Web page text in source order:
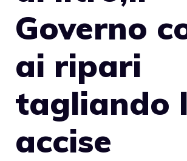
Governo
ai ripari
tagliando
accise